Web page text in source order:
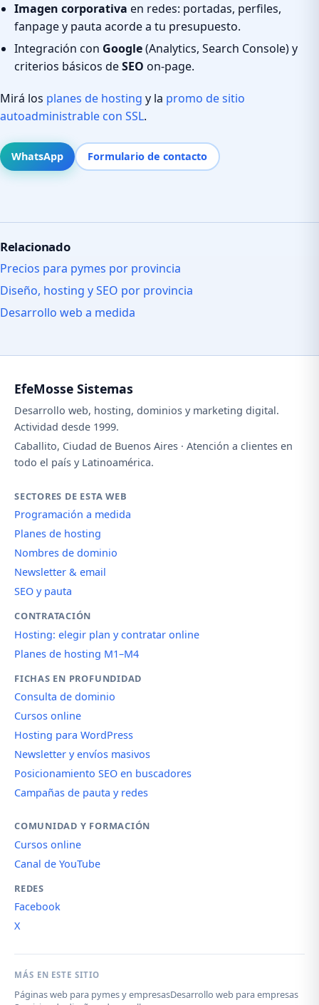
Imagen corporativa en redes: portadas, perfiles,
fanpage y pauta acorde a tu presupuesto.
Integración con Google(Analytics, Search Console) y
criterios básicos deSEO on-page.
Mirá los planes de hosting y la promo de sitio
autoadministrable con SSL.
WhatsApp Formulario de contacto
Relacionado
Precios para pymes por provincia
Diseño, hosting y SEO por provincia
Desarrollo web a medida
EfeMosse Sistemas
Desarrollo web, hosting, dominios y marketing digital.
Actividad desde 1999.
Caballito, Ciudad de Buenos Aires · Atención a clientes en
todo el país y Latinoamérica.
SECTORES DE ESTA WEB
Programación a medida
Planes de hosting
Nombres de dominio
Newsletter & email
SEO y pauta
CONTRATACIÓN
Hosting: elegir plan y contratar online
Planes de hosting M1–M4
FICHAS EN PROFUNDIDAD
Consulta de dominio
Cursos online
Hosting para WordPress
Newsletter y envíos masivos
Posicionamiento SEO en buscadores
Campañas de pauta y redes
COMUNIDAD Y FORMACIÓN
Cursos online
Canal de YouTube
REDES
Facebook
X
MÁS EN ESTE SITIO
Páginas web para pymes y empresasDesarrollo web para empresas